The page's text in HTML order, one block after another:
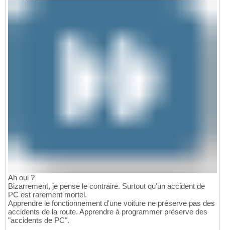
Ah oui ?
Bizarrement, je pense le contraire. Surtout qu'un accident de
PC est rarement mortel.
Apprendre le fonctionnement d'une voiture ne préserve pas des
accidents de la route. Apprendre à programmer préserve des
"accidents de PC".